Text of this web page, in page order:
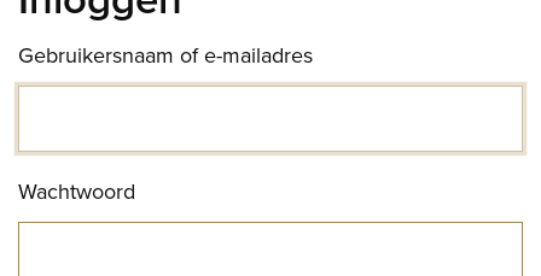
Gebruikersnaam of e-mailadres
Wachtwoord